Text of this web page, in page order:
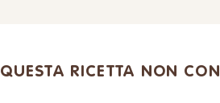
QUESTA RICETTA NON